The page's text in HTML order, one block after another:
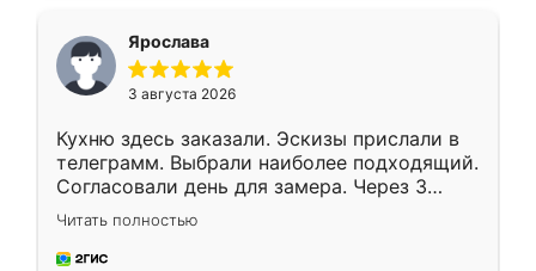
Ярослава
3 августа 2026
Кухню здесь заказали. Эскизы прислали в
телеграмм. Выбрали наиболее подходящий.
Согласовали день для замера. Через 3
недели кухня была уже готова. Остались
довольны работой. Спасибо Ренессанс
мебель за качественную работу!
Читать полностью